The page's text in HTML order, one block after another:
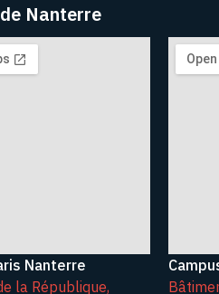
Nanterre
Nanterre
la République,